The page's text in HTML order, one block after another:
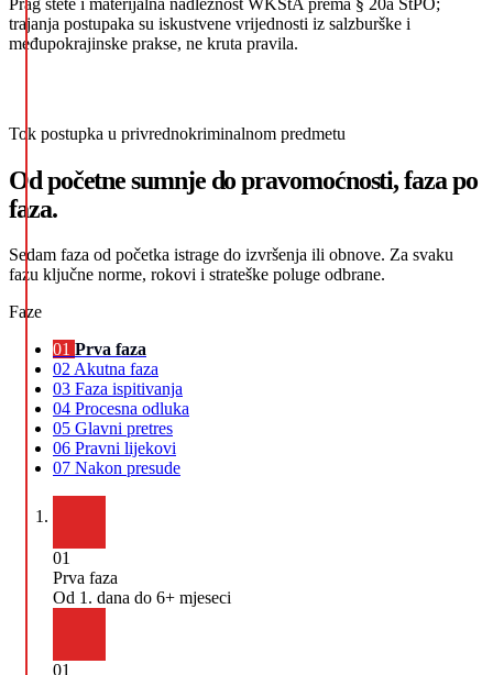
Prag štete i materijalna nadležnost WKStA prema § 20a StPO;
trajanja postupaka su iskustvene vrijednosti iz salzburške i
međupokrajinske prakse, ne kruta pravila.
Tok postupka u privrednokriminalnom predmetu
Od početne sumnje do pravomoćnosti, faza po
faza.
Sedam faza od početka istrage do izvršenja ili obnove. Za svaku
fazu ključne norme, rokovi i strateške poluge odbrane.
Faze
01 Prva faza
02 Akutna faza
03 Faza ispitivanja
04 Procesna odluka
05 Glavni pretres
06 Pravni lijekovi
07 Nakon presude
01
Prva faza
Od 1. dana do 6+ mjeseci
01